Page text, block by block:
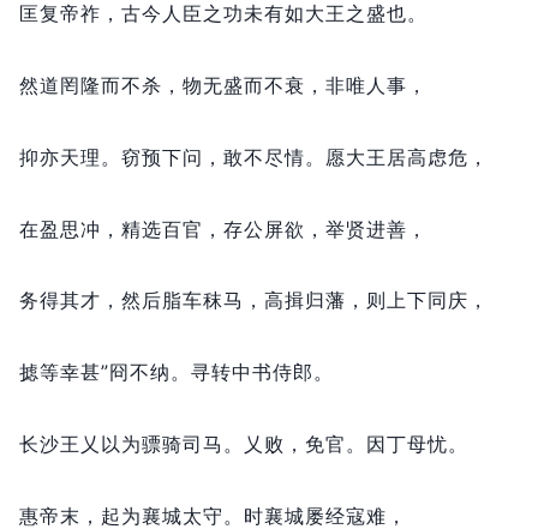
匡复帝祚， 古今人臣之功未有如大王之盛也。
然道罔隆而不杀， 物无盛而不衰， 非唯人事，
抑亦天理。 窃预下问， 敢不尽情。 愿大王居高虑危，
在盈思冲， 精选百官， 存公屏欲， 举贤进善，
务得其才， 然后脂车秣马， 高揖归藩， 则上下同庆，
摅等幸甚”冏不纳。 寻转中书侍郎。
长沙王乂以为骠骑司马。 乂败， 免官。 因丁母忧。
惠帝末， 起为襄城太守。 时襄城屡经寇难，